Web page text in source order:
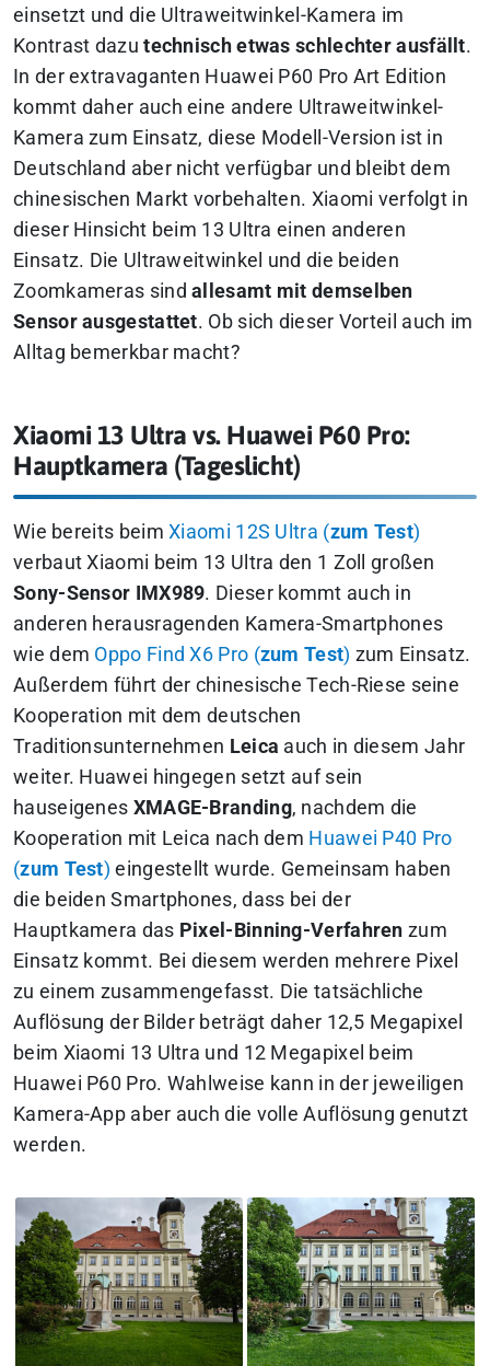
einsetzt und die Ultraweitwinkel-Kamera im
Kontrast dazutechnisch etwas schlechter ausfällt.
In der extravaganten Huawei P60 Pro Art Edition
kommt daher auch eine andere Ultraweitwinkel-
Kamera zum Einsatz, diese Modell-Version ist in
Deutschland aber nicht verfügbar und bleibt dem
chinesischen Markt vorbehalten. Xiaomi verfolgt in
dieser Hinsicht beim 13 Ultra einen anderen
Einsatz. Die Ultraweitwinkel und die beiden
Zoomkameras sindallesamt mit demselben
Sensor ausgestattet. Ob sich dieser Vorteil auch im
Alltag bemerkbar macht?
Xiaomi 13 Ultra vs. Huawei P60 Pro:
Hauptkamera (Tageslicht)
Wie bereits beimXiaomi 12S Ultra (zum Test)
verbaut Xiaomi beim 13 Ultra den 1 Zoll großen
Sony-Sensor IMX989. Dieser kommt auch in
anderen herausragenden Kamera-Smartphones
wie dem Oppo Find X6 Pro (zum Test) zum Einsatz.
Außerdem führt der chinesische Tech-Riese seine
Kooperation mit dem deutschen
Traditionsunternehmen Leica auch in diesem Jahr
weiter. Huawei hingegen setzt auf sein
hauseigenes XMAGE-Branding, nachdem die
Kooperation mit Leica nach dem Huawei P40 Pro
(zum Test) eingestellt wurde. Gemeinsam haben
die beiden Smartphones, dass bei der
Hauptkamera das Pixel-Binning-Verfahren zum
Einsatz kommt. Bei diesem werden mehrere Pixel
zu einem zusammengefasst. Die tatsächliche
Auflösung der Bilder beträgt daher 12,5 Megapixel
beim Xiaomi 13 Ultra und 12 Megapixel beim
Huawei P60 Pro. Wahlweise kann in der jeweiligen
Kamera-App aber auch die volle Auflösung genutzt
werden.